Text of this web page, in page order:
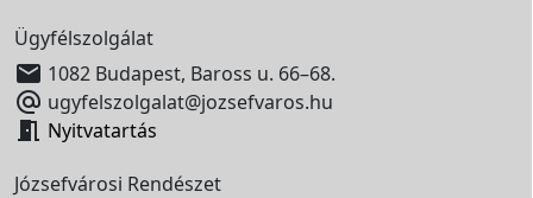
Ügyfélszolgálat
 1082 Budapest, Baross u. 66–68.
 ugyfelszolgalat@jozsefvaros.hu
 Nyitvatartás
Józsefvárosi Rendészet